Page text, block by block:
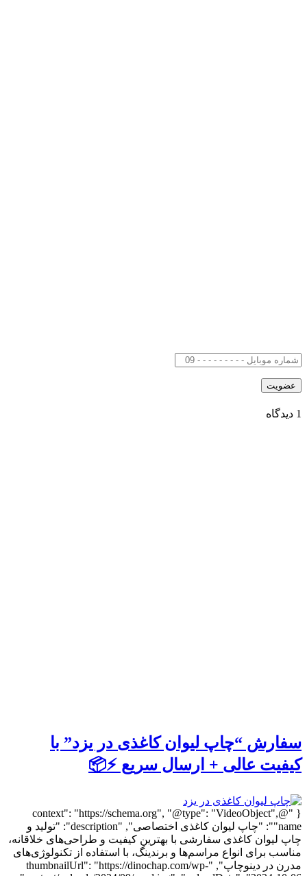
1 دیدگاه
سفارش “چاپ لیوان کاغذی در یزد” با
کیفیت عالی + ارسال سریع ⚡️📦
{ "@context": "https://schema.org", "@type": "VideoObject",
"name": "چاپ لیوان کاغذی اختصاصی", "description": "تولید و
چاپ لیوان کاغذی سفارشی با بهترین کیفیت و طراحی‌های خلاقانه،
مناسب برای انواع مراسم‌ها و برندینگ، با استفاده از تکنولوژی‌های
مدرن در دینوچاپ", "thumbnailUrl": "https://dinochap.com/wp-